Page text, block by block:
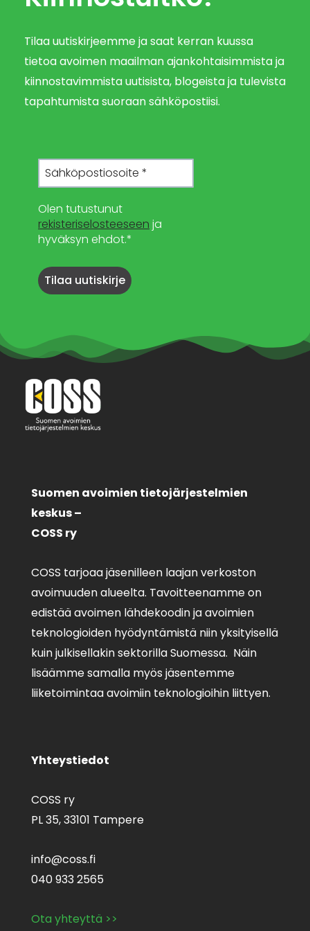
Tilaa uutiskirjeemme ja saat kerran kuussa
tietoa avoimen maailman ajankohtaisimmista ja
kiinnostavimmista uutisista, blogeista ja tulevista
tapahtumista suoraan sähköpostiisi.
Olen tutustunut
rekisteriselosteeseen ja
hyväksyn ehdot.*
Suomen avoimien tietojärjestelmien
keskus –
COSS ry
COSS tarjoaa jäsenilleen laajan verkoston
avoimuuden alueelta. Tavoitteenamme on
edistää avoimen lähdekoodin ja avoimien
teknologioiden hyödyntämistä niin yksityisellä
kuin julkisellakin sektorilla Suomessa. Näin
lisäämme samalla myös jäsentemme
liiketoimintaa avoimiin teknologioihin liittyen.
Yhteystiedot
COSS ry
PL 35,33101 Tampere
info@coss.fi
040 933 2565
Ota yhteyttä >>